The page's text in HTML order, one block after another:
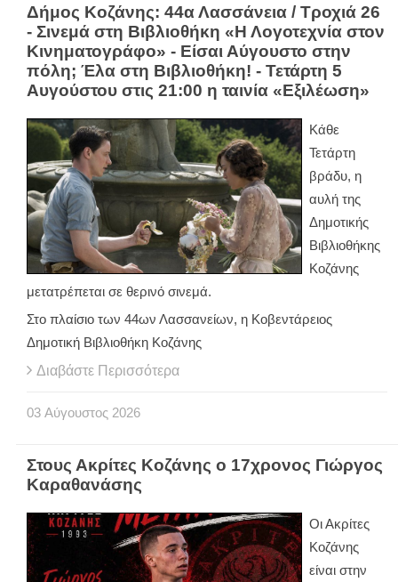
Δήμος Κοζάνης: 44α Λασσάνεια / Τροχιά 26
- Σινεμά στη Βιβλιοθήκη «Η Λογοτεχνία στον
Κινηματογράφο» - Είσαι Αύγουστο στην
πόλη; Έλα στη Βιβλιοθήκη! - Τετάρτη 5
Αυγούστου στις 21:00 η ταινία «Εξιλέωση»
Κάθε
Τετάρτη
βράδυ, η
αυλή της
Δημοτικής
Βιβλιοθήκης
Κοζάνης
μετατρέπεται σε θερινό σινεμά.
Στο πλαίσιο των 44ων Λασσανείων, η Κοβεντάρειος
Δημοτική Βιβλιοθήκη Κοζάνης
Διαβάστε Περισσότερα
03 Αύγουστος 2026
Στους Ακρίτες Κοζάνης ο 17χρονος Γιώργος
Καραθανάσης
Οι Ακρίτες
Κοζάνης
είναι στην